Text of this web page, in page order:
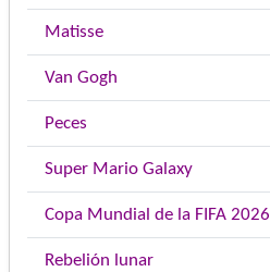
Matisse
Van Gogh
Peces
Super Mario Galaxy
Copa Mundial de la FIFA 2026
Rebelión lunar